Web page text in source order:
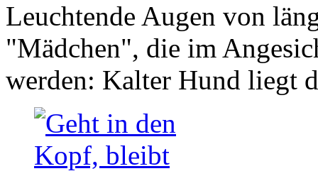
Leuchtende Augen von
"Mädchen", die im
werden: Kalter Hund liegt